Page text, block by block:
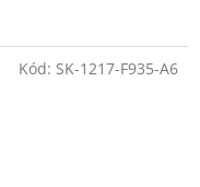
Kód: SK-1217-F935-A6